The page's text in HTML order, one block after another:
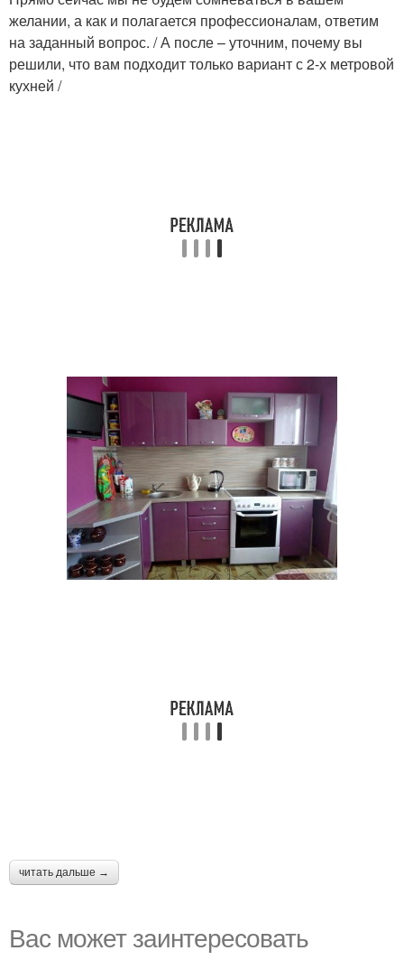
желании, а как и полагается профессионалам, ответим
на заданный вопрос. / А после – уточним, почему вы
решили, что вам подходит только вариант с 2-х метровой
кухней /
читать дальше →
Вас может заинтересовать